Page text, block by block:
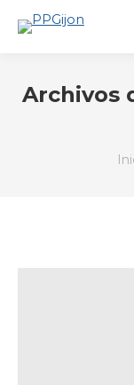
Archivos